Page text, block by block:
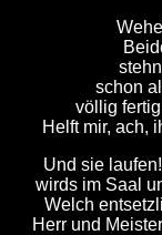
schon
völlig
Helft mir, ach,
Und sie
wirds im Saal
Welch
Herr und